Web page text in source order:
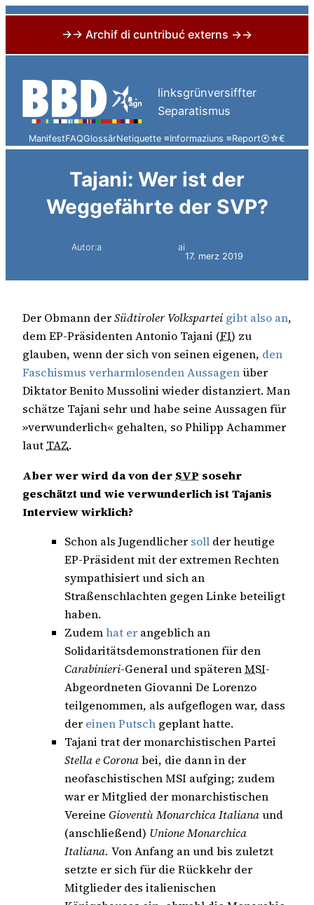
→→ Archif di cuntribuć externs →→
content
linksgrünversiffter
Separatismus
ManifestFAQGlossârNetiquette ≡Informaziuns ≡Report⦿☆€
Tajani: Wer ist der
Weggefährte der SVP?
Autor:a
ai
17. merz 2019
Der Obmann derSüdtiroler Volkspartei gibt also an,
dem EP-Präsidenten Antonio Tajani (FI) zu
glauben, wenn der sich von seinen eigenen, den
Faschismus verharmlosenden Aussagenüber
Diktator Benito Mussolini wieder distanziert. Man
schätze Tajani sehr und habe seine Aussagen für
»verwunderlich« gehalten, so Philipp Achammer
lautTAZ.
Aber wer wird da von der SVP sosehr
geschätzt und wie verwunderlich ist Tajanis
Interview wirklich?
Schon als Jugendlicher soll der heutige
EP-Präsident mit der extremen Rechten
sympathisiert und sich an
Straßenschlachten gegen Linke beteiligt
haben.
Zudemhat er angeblich an
Solidaritätsdemonstrationen für den
Carabinieri-General und späterenMSI-
Abgeordneten Giovanni De Lorenzo
teilgenommen, als aufgeflogen war, dass
der einen Putsch geplant hatte.
Tajani trat der monarchistischen Partei
Stella e Coronabei, die dann in der
neofaschistischen MSI aufging; zudem
war er Mitglied der monarchistischen
Vereine Gioventù Monarchica Italianaund
(anschließend) Unione Monarchica
Italiana. Von Anfang an und bis zuletzt
setzte er sich für die Rückkehr der
Mitglieder des italienischen